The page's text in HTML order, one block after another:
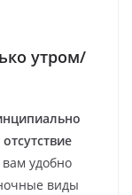
утром/
отсутствие
вам удобно
виды